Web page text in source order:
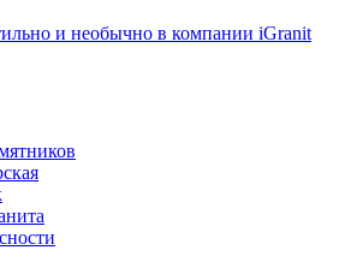
и необычно в компании iGranit